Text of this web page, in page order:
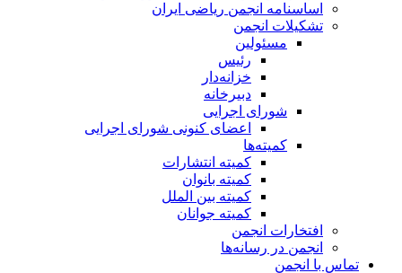
اساسنامه انجمن ریاضی ایران
تشکیلات انجمن
مسئولین
رئیس
خزانه‌دار
دبیرخانه
شورای اجرایی
اعضای کنونی شورای اجرایی
کمیته‌ها
کمیته انتشارات
کمیته بانوان
کمیته بین الملل
کمیته جوانان
افتخارات انجمن
انجمن در رسانه‌ها
تماس با انجمن